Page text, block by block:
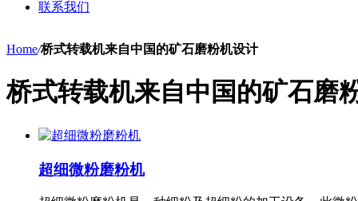
联系我们
Home/桥式转载机来自中国的矿石磨粉机设计
桥式转载机来自中国的矿石磨
超细微粉磨粉机